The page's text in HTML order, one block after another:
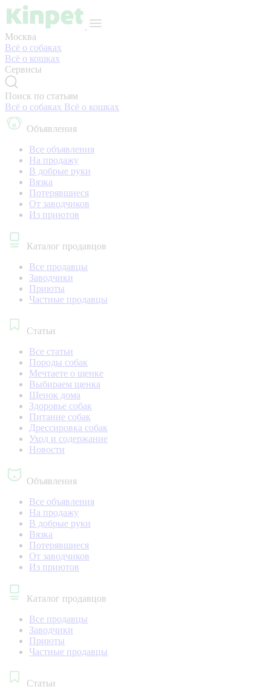
Москва
Всё о собаках
Всё о кошках
Сервисы
Поиск по статьям
Всё о собаках Всё о кошках
Объявления
Все объявления
На продажу
В добрые руки
Вязка
Потерявшиеся
От заводчиков
Из приютов
Каталог продавцов
Все продавцы
Заводчики
Приюты
Частные продавцы
Статьи
Все статьи
Породы собак
Мечтаете о щенке
Выбираем щенка
Щенок дома
Здоровье собак
Питание собак
Дрессировка собак
Уход и содержание
Новости
Объявления
Все объявления
На продажу
В добрые руки
Вязка
Потерявшиеся
От заводчиков
Из приютов
Каталог продавцов
Все продавцы
Заводчики
Приюты
Частные продавцы
Статьи